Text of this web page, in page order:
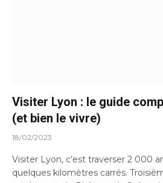
Visiter Lyon : le guide
(et bien le vivre)
18/02/2023
Visiter Lyon, c’est traverser 2 000
quelques kilomètres carrés.